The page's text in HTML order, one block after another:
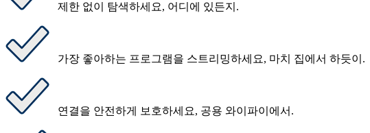
제한 없이 탐색하세요, 어디에 있든지.
가장 좋아하는 프로그램을 스트리밍하세요, 마치 집에서 하듯이.
연결을 안전하게 보호하세요, 공용 와이파이에서.